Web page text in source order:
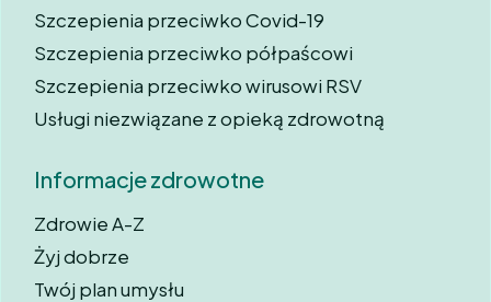
Szczepienia przeciwko Covid-19
Szczepienia przeciwko półpaścowi
Szczepienia przeciwko wirusowi RSV
Usługi niezwiązane z opieką zdrowotną
Informacje zdrowotne
Zdrowie A-Z
Żyj dobrze
Twój plan umysłu